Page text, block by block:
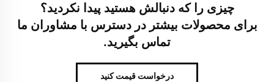
چیزی را که دنبالش هستید پیدا نکردید؟
برای محصولات بیشتر در دسترس با مشاوران ما
تماس بگیرید.
درخواست قیمت کنید